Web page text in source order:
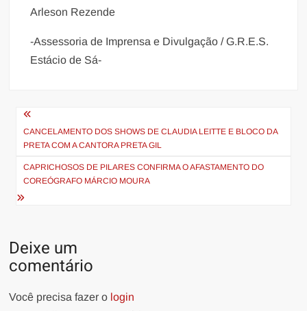
Arleson Rezende
-Assessoria de Imprensa e Divulgação / G.R.E.S.
Estácio de Sá-
Navegação
de
Post
CANCELAMENTO DOS SHOWS DE CLAUDIA LEITTE E BLOCO DA
PRETA COM A CANTORA PRETA GIL
CAPRICHOSOS DE PILARES CONFIRMA O AFASTAMENTO DO
COREÓGRAFO MÁRCIO MOURA
Deixe um
comentário
Você precisa fazer o login